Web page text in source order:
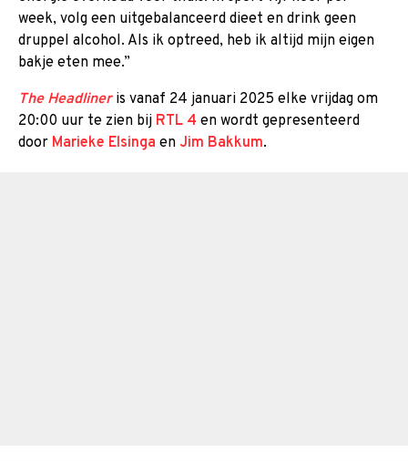
week, volg een uitgebalanceerd dieet en drink geen
druppel alcohol. Als ik optreed, heb ik altijd mijn eigen
bakje eten mee.”
The Headlineris vanaf 24 januari 2025 elke vrijdag om
20:00 uur te zien bij RTL 4 en wordt gepresenteerd
door Marieke Elsinga en Jim Bakkum.